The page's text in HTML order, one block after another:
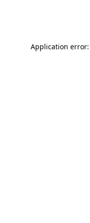
Application